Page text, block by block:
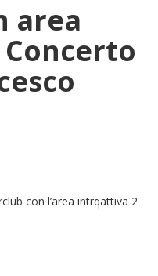
area
con l’area intrqattiva 2